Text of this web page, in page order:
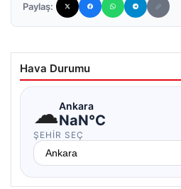
Paylaş:
Hava Durumu
☁Ankara
NaN°C
ŞEHIR SEÇ